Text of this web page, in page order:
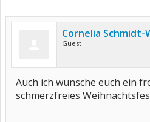
Cornelia Schmidt-
Guest
Auch ich wünsche euch ein
schmerzfreies